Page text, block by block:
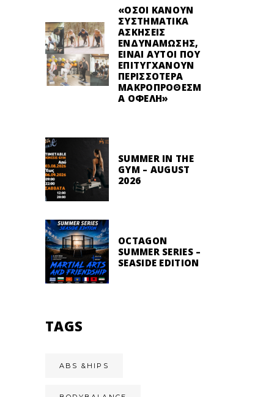
«ΌΣΟΙ ΚΆΝΟΥΝ
ΣΥΣΤΗΜΑΤΙΚΆ
ΑΣΚΉΣΕΙΣ
ΕΝΔΥΝΆΜΩΣΗΣ,
ΕΊΝΑΙ ΑΥΤΟΊ ΠΟΥ
ΕΠΙΤΥΓΧΆΝΟΥΝ
ΠΕΡΙΣΣΌΤΕΡΑ
ΜΑΚΡΟΠΡΌΘΕΣΜ
Α ΟΦΈΛΗ»
SUMMER IN THE
GYM – AUGUST
2026
OCTAGON
SUMMER SERIES –
SEASIDE EDITION
TAGS
ABS &HIPS